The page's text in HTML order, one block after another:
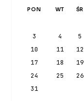
PON WT ŚR
3
4 5
10
11 12
17
18 19
24
25 26
31